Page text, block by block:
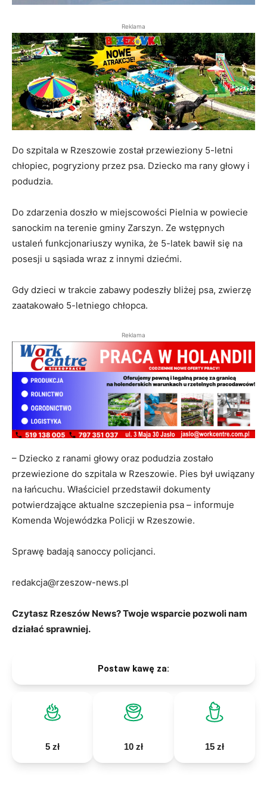
Reklama
Do szpitala w Rzeszowie został przewieziony 5-letni
chłopiec, pogryziony przez psa. Dziecko ma rany głowy i
podudzia.
Do zdarzenia doszło w miejscowości Pielnia w powiecie
sanockim na terenie gminy Zarszyn. Ze wstępnych
ustaleń funkcjonariuszy wynika, że 5-latek bawił się na
posesji u sąsiada wraz z innymi dziećmi.
Gdy dzieci w trakcie zabawy podeszły bliżej psa, zwierzę
zaatakowało 5-letniego chłopca.
Reklama
– Dziecko z ranami głowy oraz podudzia zostało
przewiezione do szpitala w Rzeszowie. Pies był uwiązany
na łańcuchu. Właściciel przedstawił dokumenty
potwierdzające aktualne szczepienia psa – informuje
Komenda Wojewódzka Policji w Rzeszowie.
Sprawę badają sanoccy policjanci.
redakcja@rzeszow-news.pl
Czytasz Rzeszów News? Twoje wsparcie pozwoli nam
działać sprawniej.
Postaw kawę za:
5 zł 10 zł 15 zł